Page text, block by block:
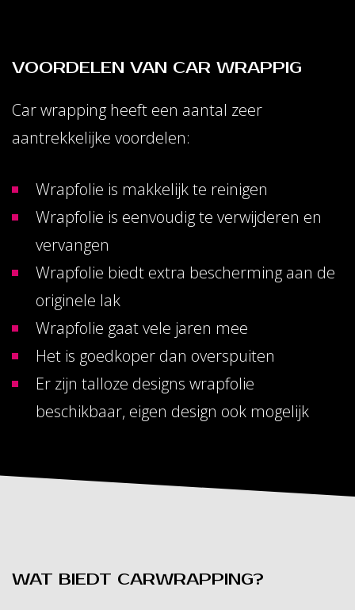
VOORDELEN VAN CAR WRAPPIG
Car wrapping heeft een aantal zeer
aantrekkelijke voordelen:
Wrapfolie is makkelijk te reinigen
Wrapfolie is eenvoudig te verwijderen en
vervangen
Wrapfolie biedt extra bescherming aan de
originele lak
Wrapfolie gaat vele jaren mee
Het is goedkoper dan overspuiten
Er zijn talloze designs wrapfolie
beschikbaar, eigen design ook mogelijk
WAT BIEDT CARWRAPPING?